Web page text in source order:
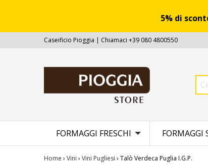
5% di
Caseificio Pioggia | Chiamaci +39 080 4800550
FORMAGGI FRESCHI FORMAGGI
Home › Vini › Vini Pugliesi › Talò Verdeca Puglia I.G.P.